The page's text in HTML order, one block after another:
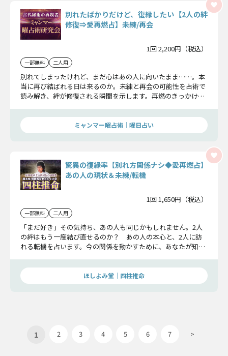
別れたばかりだけど、復縁したい【2人の絆
修復⇒愛再燃占】未練/再会
1回 2,200円（税込）
一部無料 二人用
別れてしまったけれど、まだ心はあの人に向いたまま……。本
当に再び結ばれる日は来るのか。未練と再会の可能性を占術で
読み解き、絆が修復される瞬間を示します。再燃のきっかけや
ミャンマー曜占術│曜日占い
驚異の復縁率【別れ方関係ナシ◆愛再燃占】
あの人の現状＆未練/転機
1回 1,650円（税込）
一部無料 二人用
「まだ好き」その気持ち、あの人も同じかもしれません。2人
の絆はもう一度結び直せるのか？ あの人の本心と、2人に訪
れる転機を占います。今の関係を動かすために、あなたが知る
ほしよみ堂｜四柱推命
1 2 3 4 5 6 7 >